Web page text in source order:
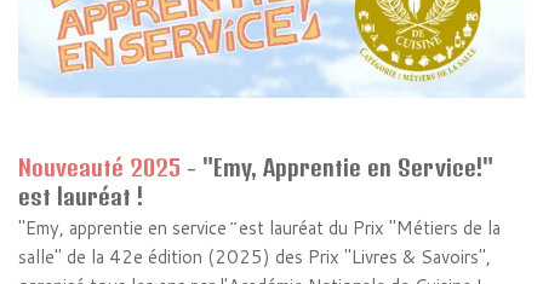
Nouveauté 2025 - "Emy, Apprentie en Service!"
est lauréat !
"Emy, apprentie en service"est lauréat du Prix "Métiers de la
salle" de la 42e édition (2025) des Prix "Livres & Savoirs",